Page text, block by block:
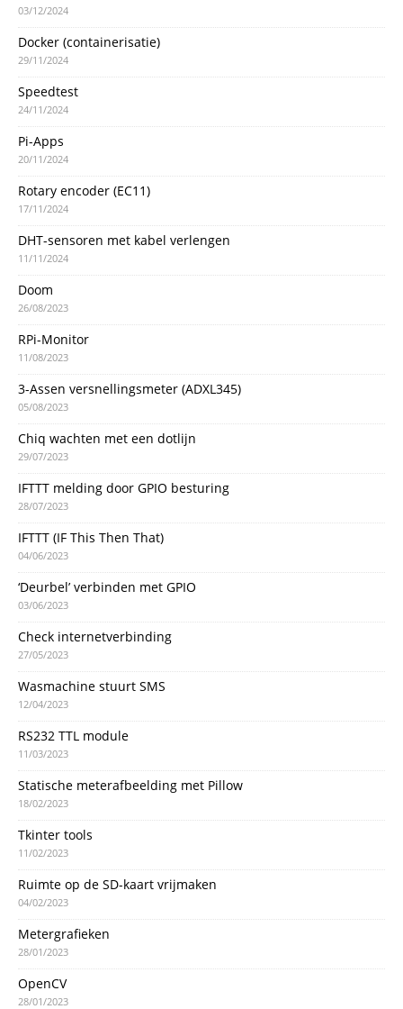
03/12/2024
Docker (containerisatie)
29/11/2024
Speedtest
24/11/2024
Pi-Apps
20/11/2024
Rotary encoder (EC11)
17/11/2024
DHT-sensoren met kabel verlengen
11/11/2024
Doom
26/08/2023
RPi-Monitor
11/08/2023
3-Assen versnellingsmeter (ADXL345)
05/08/2023
Chiq wachten met een dotlijn
29/07/2023
IFTTT melding door GPIO besturing
28/07/2023
IFTTT (IF This Then That)
04/06/2023
‘Deurbel’ verbinden met GPIO
03/06/2023
Check internetverbinding
27/05/2023
Wasmachine stuurt SMS
12/04/2023
RS232 TTL module
11/03/2023
Statische meterafbeelding met Pillow
18/02/2023
Tkinter tools
11/02/2023
Ruimte op de SD-kaart vrijmaken
04/02/2023
Metergrafieken
28/01/2023
OpenCV
28/01/2023